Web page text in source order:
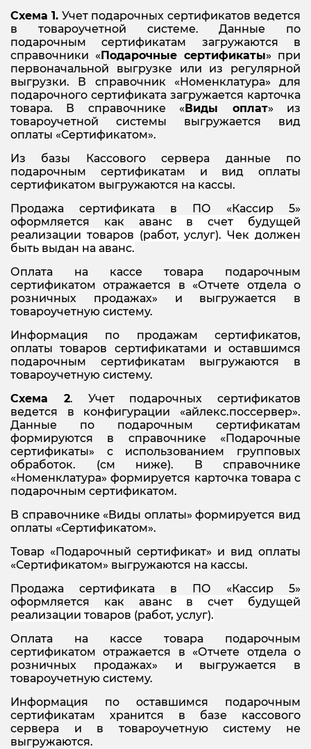
Схема 1. Учет подарочных сертификатов ведется
в товароучетной системе. Данные по
подарочным сертификатам загружаются в
справочники « П одарочные сертификаты» при
первоначальной выгрузке или из регулярной
выгрузки. В справочник «Номенклатура» для
подарочного сертификата загружается карточка
товара. В справочнике « Виды оплат» из
товароучетной системы выгружается вид
оплаты «Сертификатом».
Из базы Кассового сервера данные по
подарочным сертификатам и вид оплаты
сертификатом выгружаются на кассы.
Продажа сертификата в ПО «Кассир 5»
оформляется как аванс в счет будущей
реализации товаров (работ, услуг). Чек должен
быть выдан на аванс.
Оплата на кассе товара подарочным
сертификатом отражается в «Отчете отдела о
розничных продажах» и выгружается в
товароучетную систему.
Информация по продажам сертификатов,
оплаты товаров сертификатами и оставшимся
подарочным сертификатам выгружаются в
товароучетную систему.
Схема 2. Учет подарочных сертификатов
ведется в конфигурации «айлекс.поссервер».
Данные по подарочным сертификатам
формируются в справочнике «Подарочные
сертификаты» с использованием групповых
обработок. (см ниже). В справочнике
«Номенклатура» формируется карточка товара с
подарочным сертификатом.
В справочнике «Виды оплаты» формируется вид
оплаты «Сертификатом».
Товар «Подарочный сертификат» и вид оплаты
«Сертификатом» выгружаются на кассы.
Продажа сертификата в ПО «Кассир 5»
оформляется как аванс в счет будущей
реализации товаров (работ, услуг).
Оплата на кассе товара подарочным
сертификатом отражается в «Отчете отдела о
розничных продажах» и выгружается в
товароучетную систему.
Информация по оставшимся подарочным
сертификатам хранится в базе кассового
сервера и в товароучетную систему не
выгружаются.